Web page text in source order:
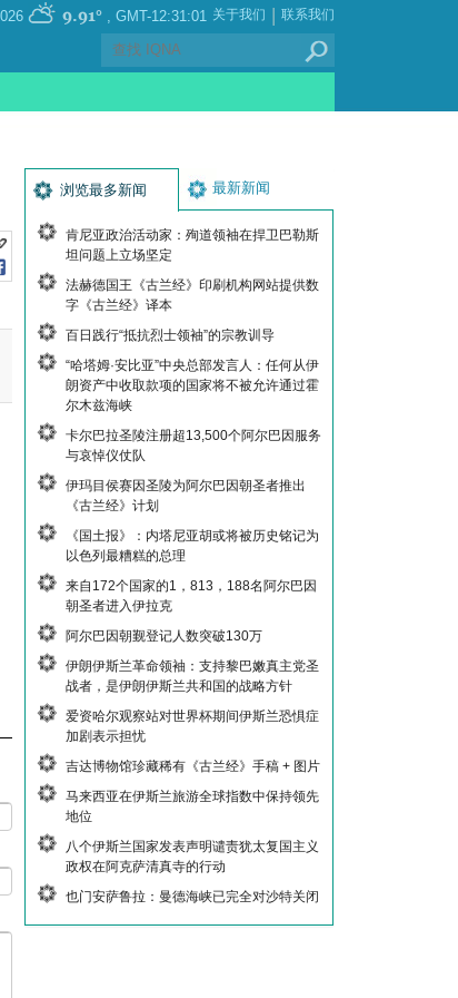
GMT-12:31:01
, Saturday 08 August 2026
9.91° 联系我们
|
关于我们
浏览最多新闻 最新新闻
肯尼亚政治活动家：殉道领袖在捍卫巴勒斯
坦问题上立场坚定
法赫德国王《古兰经》印刷机构网站提供数
字《古兰经》译本
百日践行“抵抗烈士领袖”的宗教训导
“哈塔姆·安比亚”中央总部发言人：任何从伊
朗资产中收取款项的国家将不被允许通过霍
尔木兹海峡
卡尔巴拉圣陵注册超13,500个阿尔巴因服务
与哀悼仪仗队
伊玛目侯赛因圣陵为阿尔巴因朝圣者推出
《古兰经》计划
《国土报》：内塔尼亚胡或将被历史铭记为
以色列最糟糕的总理
来自172个国家的1，813，188名阿尔巴因
朝圣者进入伊拉克
阿尔巴因朝觐登记人数突破130万
伊朗伊斯兰革命领袖：支持黎巴嫩真主党圣
战者，是伊朗伊斯兰共和国的战略方针
爱资哈尔观察站对世界杯期间伊斯兰恐惧症
加剧表示担忧
吉达博物馆珍藏稀有《古兰经》手稿 + 图片
马来西亚在伊斯兰旅游全球指数中保持领先
地位
八个伊斯兰国家发表声明谴责犹太复国主义
政权在阿克萨清真寺的行动
也门安萨鲁拉：曼德海峡已完全对沙特关闭